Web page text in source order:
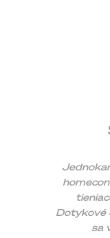
Dotykové
sa